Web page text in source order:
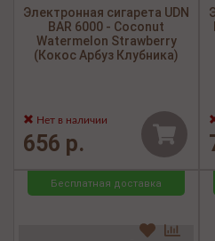
Электронная сигарета UDN
BAR 6000 - Coconut
Watermelon Strawberry
(Кокос Арбуз Клубника)
Нет в наличии
656 р.
Бесплатная доставка